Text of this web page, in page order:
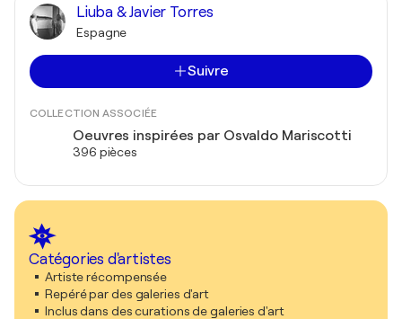
Liuba & Javier Torres
Espagne
Suivre
COLLECTION ASSOCIÉE
Oeuvres inspirées par Osvaldo Mariscotti
396 pièces
Catégories d'artistes
Artiste récompensée
Repéré par des galeries d'art
Inclus dans des curations de galeries d'art